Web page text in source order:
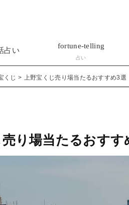
占い
fortune-telling
占い
くじ 上野宝くじ売り場当たるおすすめ3選
り場当たるおすす